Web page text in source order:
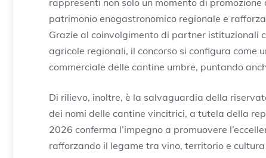
rappresenti non solo un momento di
patrimonio enogastronomico regionale e
Grazie al coinvolgimento di partner istituzionali
agricole regionali, il concorso si configura
commerciale delle cantine umbre, puntando
Di rilievo, inoltre, è la salvaguardia della
dei nomi delle cantine vincitrici, a tutela della
2026 conferma l’impegno a promuovere
rafforzando il legame tra vino, territorio e cultura